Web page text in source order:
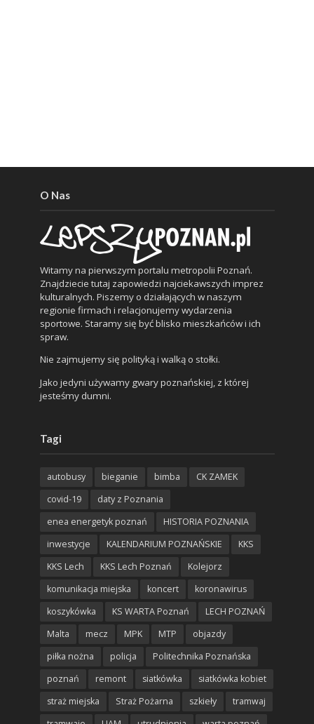
O Nas
Witamy na pierwszym portalu metropolii Poznań.
Znajdziecie tutaj zapowiedzi najciekawszych imprez
kulturalnych. Piszemy o działających w naszym
regionie firmach i relacjonujemy wydarzenia
sportowe. Staramy się być blisko mieszkańców i ich
spraw.
Nie zajmujemy się polityką i walką o stołki.
Jako jedyni używamy gwary poznańskiej, z której
jesteśmy dumni.
Tagi
autobusy bieganie bimba
CK ZAMEK
covid-19
daty z Poznania
enea energetyk poznań
HISTORIA POZNANIA
inwestycje
KALENDARIUM POZNAŃSKIE
KKS
KKS Lech
KKS Lech Poznań
Kolejorz
komunikacja miejska
koncert
koronawirus
koszykówka
KS WARTA Poznań
LECH POZNAŃ
Malta
mecz MPK MTP
objazdy
piłka nożna
policja
Politechnika Poznańska
poznań
remont siatkówka
siatkówka kobiet
straż miejska
Straż Pożarna szkieły
tramwaj